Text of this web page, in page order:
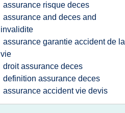
assurance risque deces
assurance and deces and
invalidite
assurance garantie accident de la
vie
droit assurance deces
definition assurance deces
assurance accident vie devis